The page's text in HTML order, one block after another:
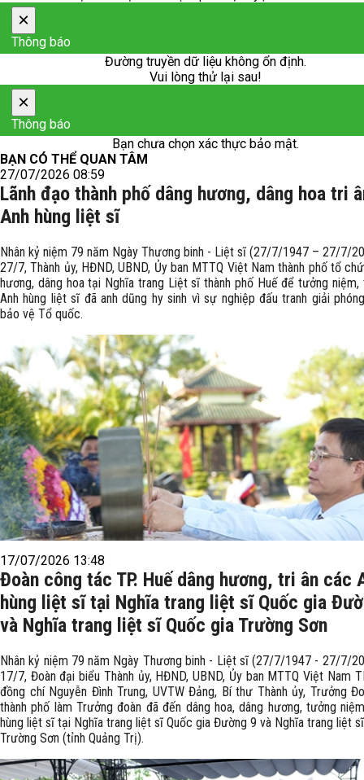
×
Thông báo
Đường truyền dữ liệu không ổn định.
Vui lòng thử lại sau!
×
Thông báo
Bạn chưa chọn xác thực bảo mật.
BẠN CÓ THỂ QUAN TÂM
27/07/2026 08:59
Lãnh đạo thành phố dâng hương, dâng hoa tri
Anh hùng liệt sĩ
Nhân kỷ niệm 79 năm Ngày Thương binh - Liệt sĩ (27/7/1947 – 27/7/
27/7, Thành ủy, HĐND, UBND, Ủy ban MTTQ Việt Nam thành phố tổ
hương, dâng hoa tại Nghĩa trang Liệt sĩ thành phố Huế để tưởng
Anh hùng liệt sĩ đã anh dũng hy sinh vì sự nghiệp đấu tranh giải
bảo vệ Tổ quốc.
17/07/2026 13:48
Đoàn công tác TP. Huế dâng hương, tri ân các
hùng liệt sĩ tại Nghĩa trang liệt sĩ Quốc gia
và Nghĩa trang liệt sĩ Quốc gia Trường Sơn
Nhân kỷ niệm 79 năm Ngày Thương binh - Liệt sĩ (27/7/1947 - 27/7/
17/7, Đoàn đại biểu Thành ủy, HĐND, UBND, Ủy ban MTTQ Việt Nam
đồng chí Nguyễn Đình Trung, UVTW Đảng, Bí thư Thành ủy, Trưởng
thành phố làm Trưởng đoàn đã đến dâng hoa, dâng hương, tưởng
hùng liệt sĩ tại Nghĩa trang liệt sĩ Quốc gia Đường 9 và Nghĩa trang liệt
Trường Sơn (tỉnh Quảng Trị).